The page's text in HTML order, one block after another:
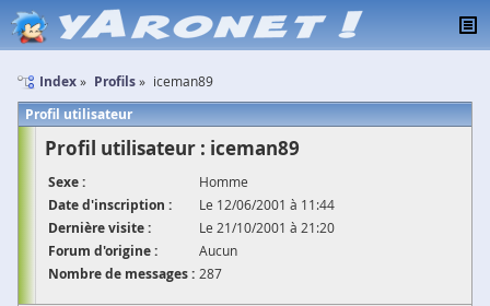
Index Profils iceman89
Profil utilisateur
Profil utilisateur : iceman89
Sexe : Homme
Date d'inscription : Le 12/06/2001 à 11:44
Dernière visite : Le 21/10/2001 à 21:20
Forum d'origine : Aucun
Nombre de messages : 287